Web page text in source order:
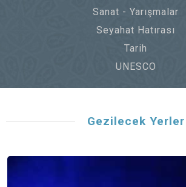
Sanat - Yarışmalar
Seyahat Hatırası
Tarih
UNESCO
Gezilecek Yerler